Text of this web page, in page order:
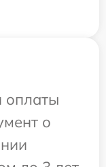
оплаты
о